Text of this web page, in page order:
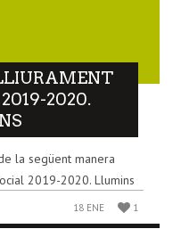
2020.
la següent manera
2019-2020. Llumins
18 ENE 1